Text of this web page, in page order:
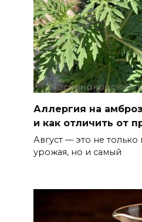
Сносить нельзя,
нечем: как
спасают
Рувинского от
08 августа 2026 14:04
В Волгодонске
поджег газ в
бывшей жены,
7 человек
Юрий Слюсарь
жителей
Аллергия на
и как отличить от
Август — это не
урожая, но и самый